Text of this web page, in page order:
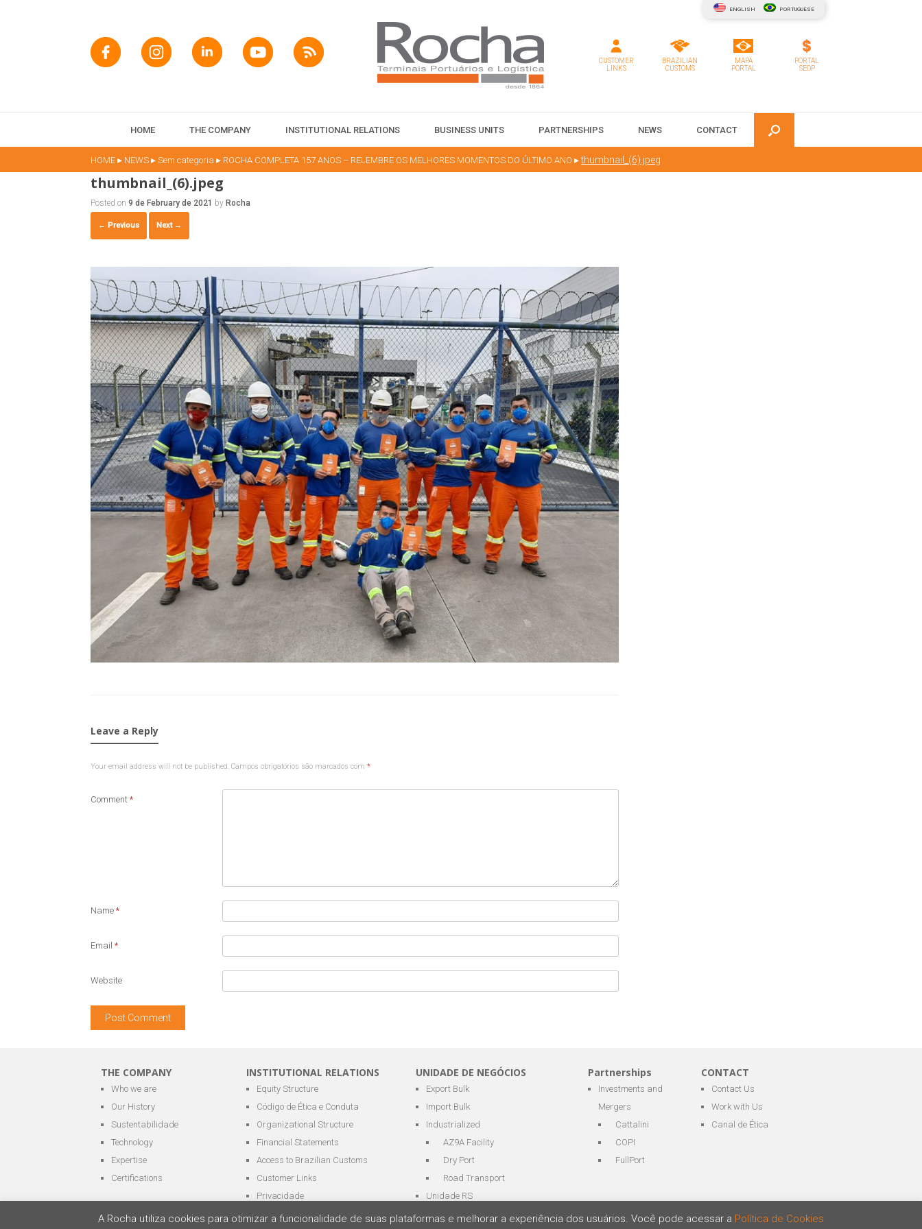
ENGLISH PORTUGUESE
CUSTOMER
LINKS
BRAZILIAN
CUSTOMS
MAPA
PORTAL
PORTAL
SEOP
HOME THE COMPANY INSTITUTIONAL RELATIONS BUSINESS UNITS PARTNERSHIPS NEWS CONTACT
HOME ▸ NEWS ▸ Sem categoria ▸ ROCHA COMPLETA 157 ANOS – RELEMBRE OS MELHORES MOMENTOS DO ÚLTIMO ANO ▸thumbnail_(6).jpeg
thumbnail_(6).jpeg
Posted on 9 de February de 2021 by Rocha
← Previous Next →
Leave a Reply
Your email address will not be published. Campos obrigatórios são marcados com *
Comment *
Name *
Email *
Website
THE COMPANY
Who we are
Our History
Sustentabilidade
Technology
Expertise
Certifications
INSTITUTIONAL RELATIONS
Equity Structure
Código de Ética e Conduta
Organizational Structure
Financial Statements
Access to Brazilian Customs
Customer Links
Privacidade
UNIDADE DE NEGÓCIOS
Export Bulk
Import Bulk
Industrialized
AZ9A Facility
Dry Port
Road Transport
Unidade RS
Partnerships
Investments and
Mergers
Cattalini
COPI
FullPort
CONTACT
Contact Us
Work with Us
Canal de Ética
A Rocha utiliza cookies para otimizar a funcionalidade de suas plataformas e melhorar a experiência dos usuários. Você pode acessar a Política de Cookies